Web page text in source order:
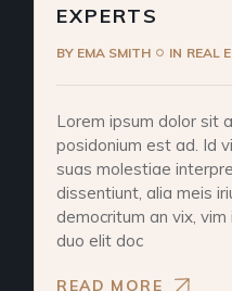
EXPERTS
BY EMA SMITH IN REAL
Lorem ipsum dolor sit
posidonium est ad. Id
suas molestiae
dissentiunt, alia meis
democritum an vix,
duo elit doc
READ MORE